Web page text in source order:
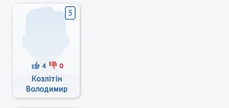
5
4 0
Козлітін
Володимир
Дмитрович